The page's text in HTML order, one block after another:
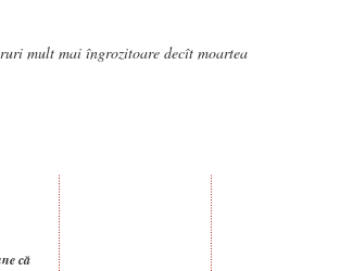
mult mai îngrozitoare decît moartea
că